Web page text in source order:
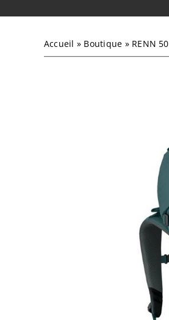
Accueil » Boutique » RENN 50